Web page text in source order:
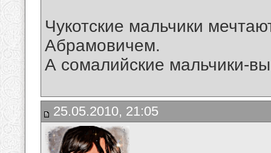
Чукотские мальчики
Абрамовичем.
А сомалийские мальчики-
25.05.2010, 21:05